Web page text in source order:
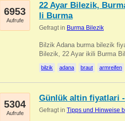
6953
Aufrufe
22 Ayar Bilezik,
li Burma
Gefragt in Burma Bilezik
Bilzik Adana burma bilezik
Bilezik, 22 Ayar ikili Burma
bilzik adana braut armreifen
5304
Aufrufe
Günlük altin fiyatlari
Gefragt in Tipps und Hinweise